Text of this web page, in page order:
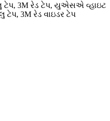
ટેપ, 3M રેડ ટેપ, યુએસએ વ્હાઇટ
ટેપ, 3M રેડ વાઇડર ટેપ